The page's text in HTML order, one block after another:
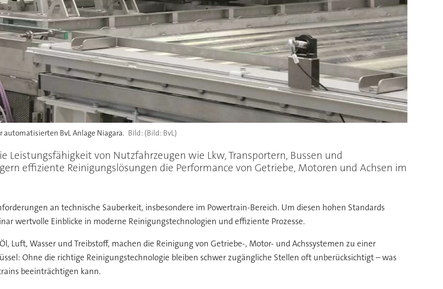
automatisierten BvL Anlage Niagara. (Bild: BvL)
Leistungsfähigkeit von Nutzfahrzeugen wie Lkw, Transportern, Bussen und
effiziente Reinigungslösungen die Performance von Getriebe, Motoren und Achsen im
an technische Sauberkeit, insbesondere im Powertrain-Bereich. Um diesen hohen Standards
wertvolle Einblicke in moderne Reinigungstechnologien und effiziente Prozesse.
Luft, Wasser und Treibstoff, machen die Reinigung von Getriebe-, Motor- und Achssystemen zu einer
Ohne die richtige Reinigungstechnologie bleiben schwer zugängliche Stellen oft unberücksichtigt – was
beeinträchtigen kann.